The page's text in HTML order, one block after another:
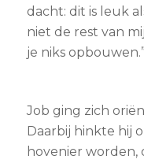
dacht: dit is leuk
niet de rest van
je niks opbouwen.”
Job ging zich
Daarbij hinkte hij
hovenier worden,